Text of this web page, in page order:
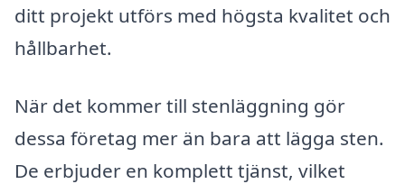
ditt projekt utförs med högsta kvalitet och
hållbarhet.
När det kommer till stenläggning gör
dessa företag mer än bara att lägga sten.
De erbjuder en komplett tjänst, vilket